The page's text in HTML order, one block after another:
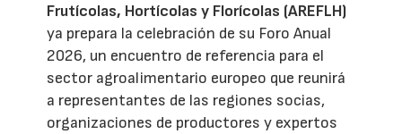
Frutícolas, Hortícolas y Florícolas (AREFLH)
ya prepara la celebración de su Foro Anual
2026, un encuentro de referencia para el
sector agroalimentario europeo que reunirá
a representantes de las regiones socias,
organizaciones de productores y expertos